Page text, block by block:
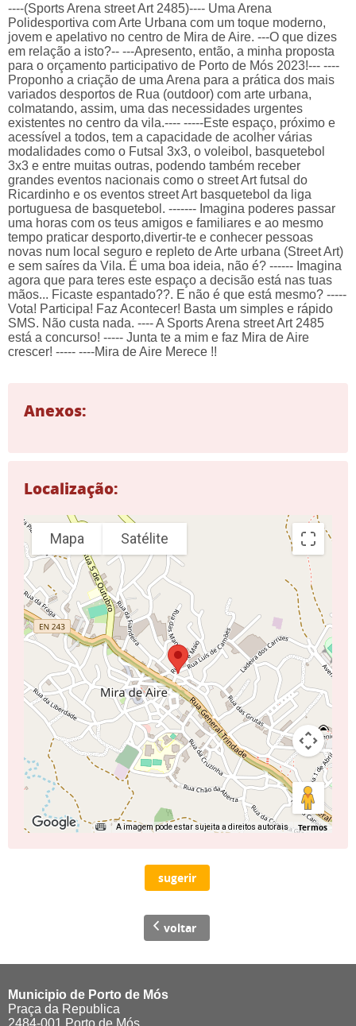
----(Sports Arena street Art 2485)---- Uma Arena
Polidesportiva com Arte Urbana com um toque moderno,
jovem e apelativo no centro de Mira de Aire. ---O que dizes
em relação a isto?-- ---Apresento, então, a minha proposta
para o orçamento participativo de Porto de Mós 2023!--- ----
Proponho a criação de uma Arena para a prática dos mais
variados desportos de Rua (outdoor) com arte urbana,
colmatando, assim, uma das necessidades urgentes
existentes no centro da vila.---- -----Este espaço, próximo e
acessível a todos, tem a capacidade de acolher várias
modalidades como o Futsal 3x3, o voleibol, basquetebol
3x3 e entre muitas outras, podendo também receber
grandes eventos nacionais como o street Art futsal do
Ricardinho e os eventos street Art basquetebol da liga
portuguesa de basquetebol. ------- Imagina poderes passar
uma horas com os teus amigos e familiares e ao mesmo
tempo praticar desporto,divertir-te e conhecer pessoas
novas num local seguro e repleto de Arte urbana (Street Art)
e sem saíres da Vila. É uma boa ideia, não é? ------ Imagina
agora que para teres este espaço a decisão está nas tuas
mãos... Ficaste espantado??. E não é que está mesmo? -----
Vota! Participa! Faz Acontecer! Basta um simples e rápido
SMS. Não custa nada. ---- A Sports Arena street Art 2485
está a concurso! ----- Junta te a mim e faz Mira de Aire
crescer! ----- ----Mira de Aire Merece !!
Anexos:
Localização:
Mapa Satélite
A imagem pode estar sujeita a direitos autorais Termos
sugerir
voltar
Municipio de Porto de Mós
Praça da Republica
2484-001 Porto de Mós